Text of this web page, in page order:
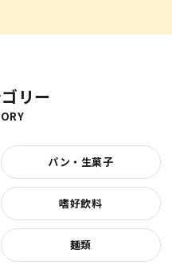
リー
パン・生菓子
嗜好飲料
麺類